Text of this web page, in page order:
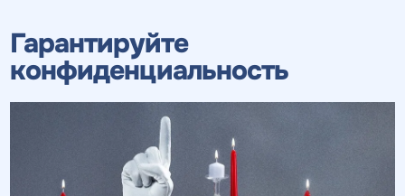
Гарантируйте
конфиденциальность